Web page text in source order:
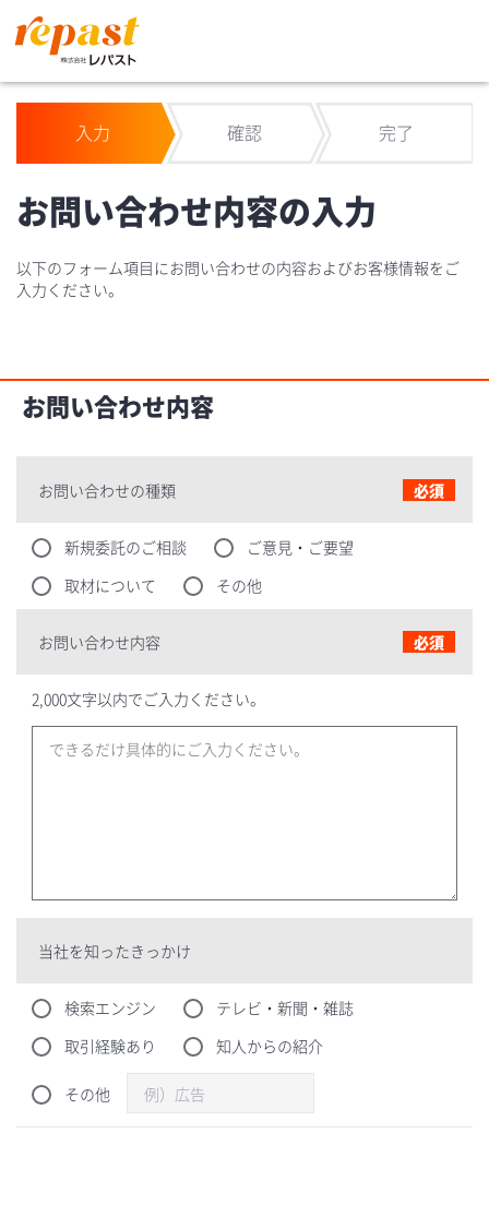
入力 確認 完了
お問い合わせ内容の入力
以下のフォーム項目にお問い合わせの内容およびお客様情報をご
入力ください。
お問い合わせ内容
お問い合わせの種類 必須
新規委託のご相談
ご意見・ご要望
取材について
その他
お問い合わせ内容 必須
2,000文字以内でご入力ください。
当社を知ったきっかけ
検索エンジン
テレビ・新聞・雑誌
取引経験あり
知人からの紹介
その他